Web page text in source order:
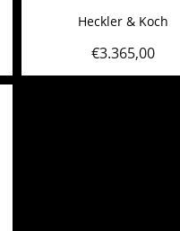
Heckler & Koch
€3.365,00